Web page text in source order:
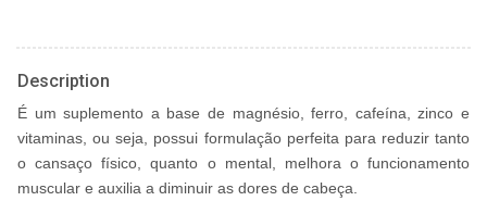
Description
É um suplemento a base de magnésio, ferro, cafeína, zinco e
vitaminas, ou seja, possui formulação perfeita para reduzir tanto
o cansaço físico, quanto o mental, melhora o funcionamento
muscular e auxilia a diminuir as dores de cabeça.